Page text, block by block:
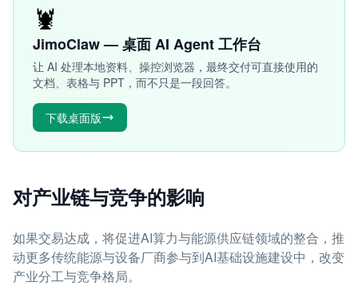
🦞
JimoClaw — 桌面 AI Agent 工作台
让 AI 处理本地资料、操控浏览器，最终交付可直接使用的
文档、表格与 PPT，而不只是一段回答。
下载桌面版
对产业链与竞争的影响
如果交易达成，将促进AI算力与能源供应链领域的整合，推
动更多传统能源与设备厂商参与到AI基础设施建设中，改变
产业分工与竞争格局。